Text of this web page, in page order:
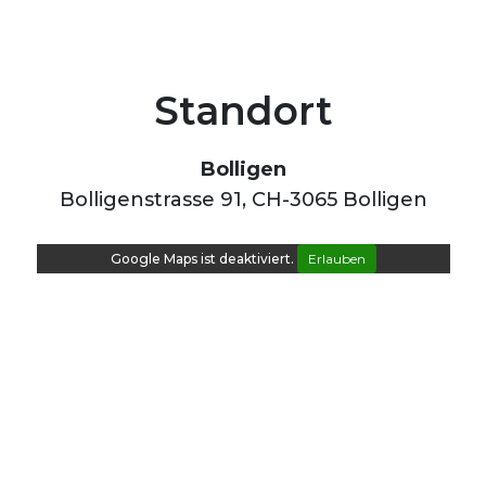
Standort
Bolligen
Bolligenstrasse 91, CH-3065 Bolligen
Google Maps ist deaktiviert. Erlauben